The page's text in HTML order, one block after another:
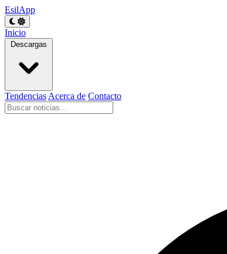
EsilApp
Inicio
Descargas
Tendencias Acerca de Contacto